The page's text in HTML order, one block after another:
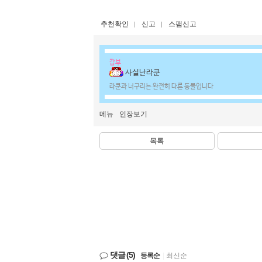
추천확인 신고 스팸신고
갑부
사실난라쿤
라쿤과 너구리는 완전히 다른 동물입니다
메뉴 인장보기
목록
댓글(5) 등록순 최신순